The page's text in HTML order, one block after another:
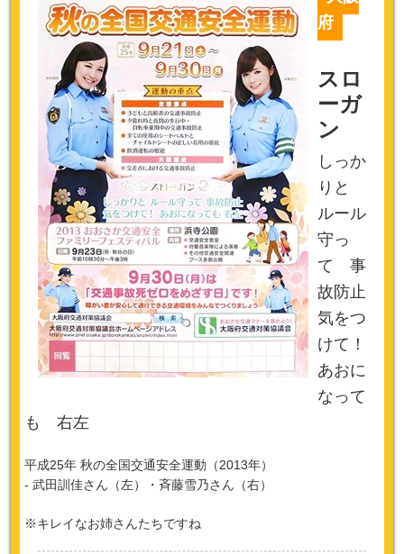
府
スロ
ーガ
ン
しっか
りと
ルール
守っ
て 事
故防止
気をつ
けて！
あおに
なって
も 右左
平成25年 秋の全国交通安全運動（2013年）
- 武田訓佳さん（左）・斉藤雪乃さん（右）
※キレイなお姉さんたちですね